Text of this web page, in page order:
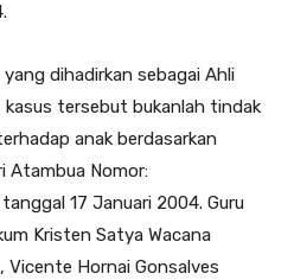
dihadirkan sebagai Ahli
kasus tersebut bukanlah tindak
anak berdasarkan
Atambua Nomor:
17 Januari 2004. Guru
Kristen Satya Wacana
Vicente Hornai Gonsalves